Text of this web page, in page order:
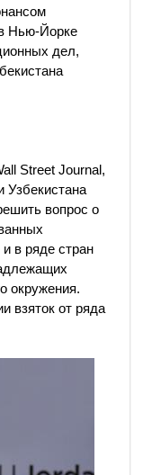
Нью-Йорке
дел,
Street Journal,
вопрос о
в ряде стран
окружения.
взяток от ряда